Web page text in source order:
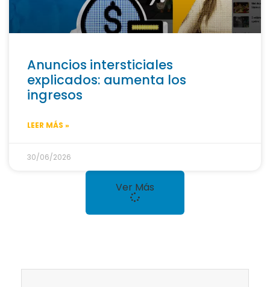
Anuncios intersticiales
explicados: aumenta los
ingresos
LEER MÁS »
30/06/2026
Ver Más